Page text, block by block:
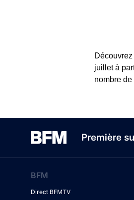
juillet à
nombre
Première
BFM
Direct BFMTV